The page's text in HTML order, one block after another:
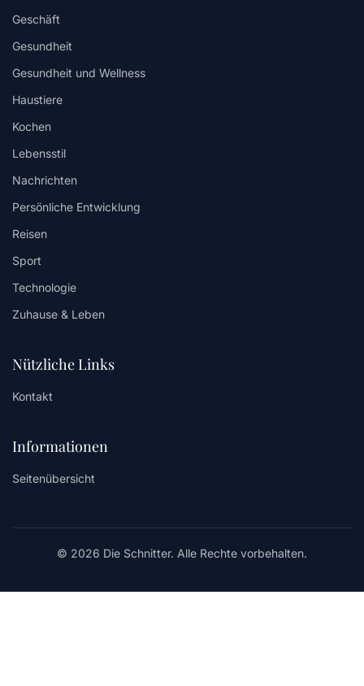
Geschäft
Gesundheit
Gesundheit und Wellness
Haustiere
Kochen
Lebensstil
Nachrichten
Persönliche Entwicklung
Reisen
Sport
Technologie
Zuhause & Leben
Nützliche Links
Kontakt
Informationen
Seitenübersicht
© 2026 Die Schnitter. Alle Rechte vorbehalten.